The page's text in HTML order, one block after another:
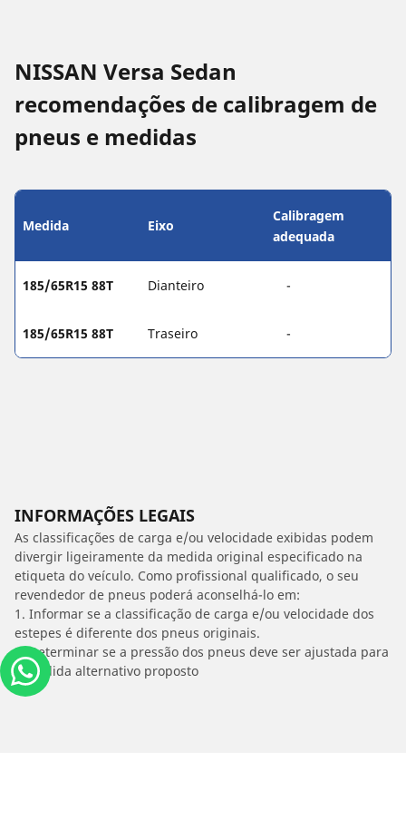
NISSAN Versa Sedan
recomendações de calibragem de
pneus e medidas
Medida Eixo
Calibragem
adequada
185/65R15 88T Dianteiro -
185/65R15 88T Traseiro -
INFORMAÇÕES LEGAIS
As classificações de carga e/ou velocidade exibidas podem
divergir ligeiramente da medida original especificado na
etiqueta do veículo. Como profissional qualificado, o seu
revendedor de pneus poderá aconselhá-lo em:
1. Informar se a classificação de carga e/ou velocidade dos
estepes é diferente dos pneus originais.
2. Determinar se a pressão dos pneus deve ser ajustada para
o medida alternativo proposto